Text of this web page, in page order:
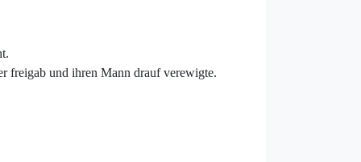
freigab und ihren Mann drauf verewigte.